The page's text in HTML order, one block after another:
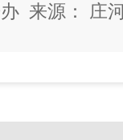
来源： 庄